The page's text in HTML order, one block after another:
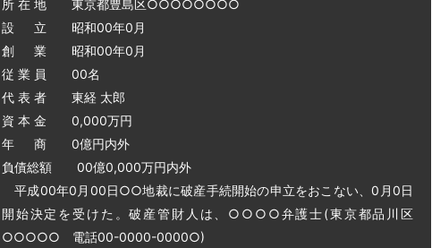
所 在 地 東京都豊島区○○○○○○○○
設 立 昭和00年0月
創 業 昭和00年0月
従 業 員 00名
代 表 者 東経 太郎
資 本 金 0,000万円
年 商 0億円内外
負債総額 00億0,000万円内外
平成00年0月00日○○地裁に破産手続開始の申立をおこない、0月0日
開始決定を受けた。破産管財人は、○○○○弁護士(東京都品川区
○○○○○ 電話00-0000-0000○)